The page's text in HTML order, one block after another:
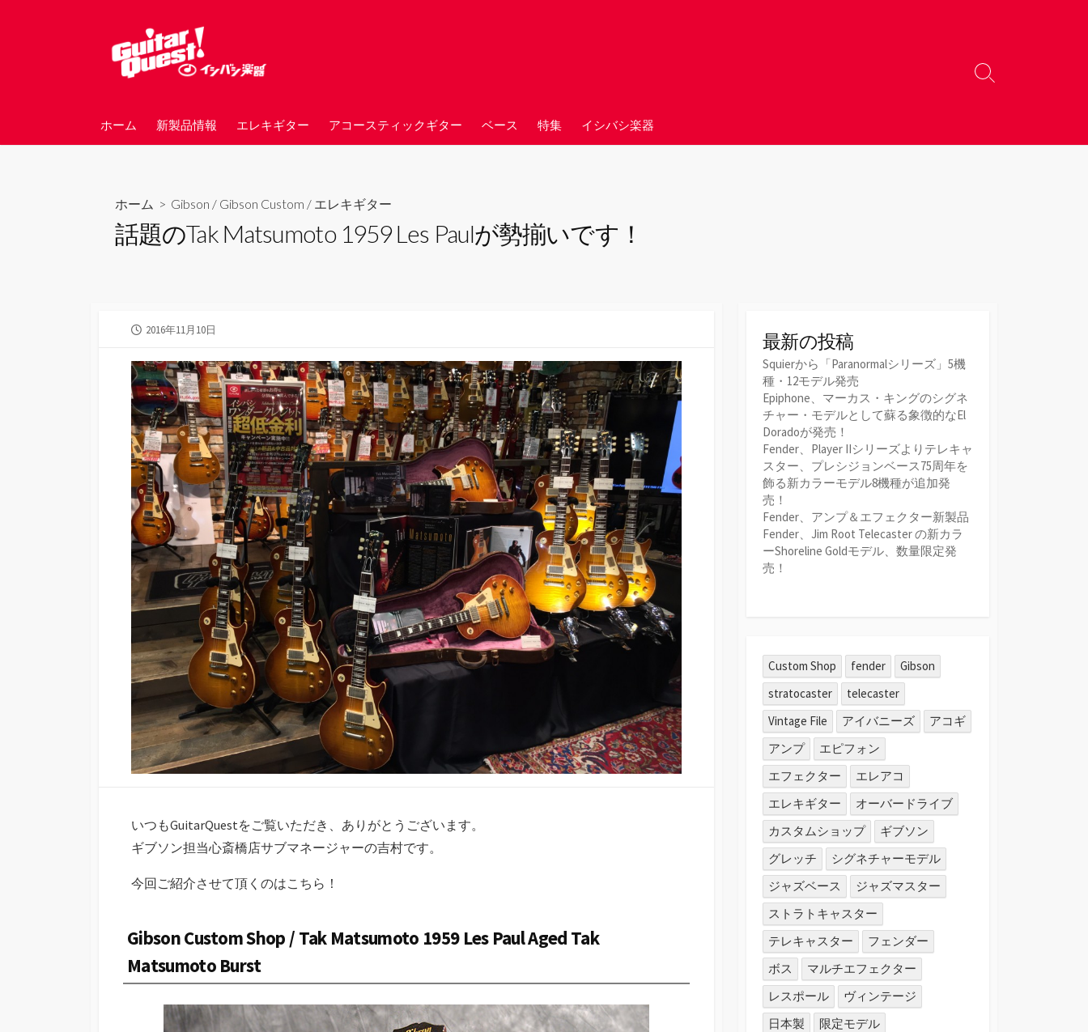
ホーム 新製品情報 エレキギター アコースティックギター ベース 特集 イシバシ楽器
検
替
ホーム > Gibson / Gibson Custom / エレキギター
話題のTak Matsumoto 1959 Les Paulが勢揃いです！
公
日
2016年11月10日
いつもGuitarQuestをご覧いただき、ありがとうございます。
ギブソン担当心斎橋店サブマネージャーの吉村です。
今回ご紹介させて頂くのはこちら！
Gibson Custom Shop / Tak Matsumoto 1959 Les Paul Aged Tak
Matsumoto Burst
最新の投稿
Squierから「Paranormalシリーズ」5機
種・12モデル発売
Epiphone、マーカス・キングのシグネ
チャー・モデルとして蘇る象徴的なEl
Doradoが発売！
Fender、Player IIシリーズよりテレキャ
スター、プレシジョンベース75周年を
飾る新カラーモデル8機種が追加発
売！
Fender、アンプ＆エフェクター新製品
Fender、Jim Root Telecaster の新カラ
ーShoreline Goldモデル、数量限定発
売！
Custom Shop fender
Gibson
stratocaster
telecaster
Vintage File
アイバニーズ
アコギ
アンプ
エピフォン
エフェクター
エレアコ
エレキギター
オーバードライブ
カスタムショップ
ギブソン
グレッチ
シグネチャーモデル
ジャズベース
ジャズマスター
ストラトキャスター
テレキャスター
フェンダー
ボス
マルチエフェクター
レスポール
ヴィンテージ
日本製
限定モデル